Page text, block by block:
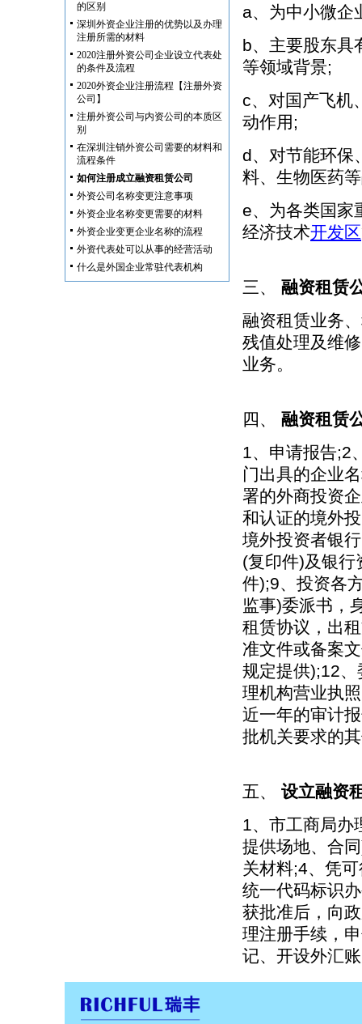
的区别
深圳外资企业注册的优势以及办理
注册所需的材料
2020注册外资公司企业设立代表处
的条件及流程
2020外资企业注册流程【注册外资
公司】
注册外资公司与内资公司的本质区
别
在深圳注销外资公司需要的材料和
流程条件
如何注册成立融资租赁公司
外资公司名称变更注意事项
外资企业名称变更需要的材料
外资企业变更企业名称的流程
外资代表处可以从事的经营活动
什么是外国企业常驻代表机构
a、为中小微企
b、主要股东具
等领域背景;
c、对国产飞机
动作用;
d、对节能环保
料、生物医药
e、为各类国家
经济技术开发区
三、 融资租赁
融资租赁业务
残值处理及维
业务。
四、 融资租赁
1、申请报告;2
门出具的企业
署的外商投资
和认证的境外
境外投资者银
(复印件)及银行
件);9、投资各
监事)委派书，
租赁协议，出
准文件或备案
规定提供);12
理机构营业执
近一年的审计
批机关要求的
五、 设立融资
1、市工商局办
提供场地、合
关材料;4、凭
统一代码标识
获批准后，向
理注册手续，
记、开设外汇